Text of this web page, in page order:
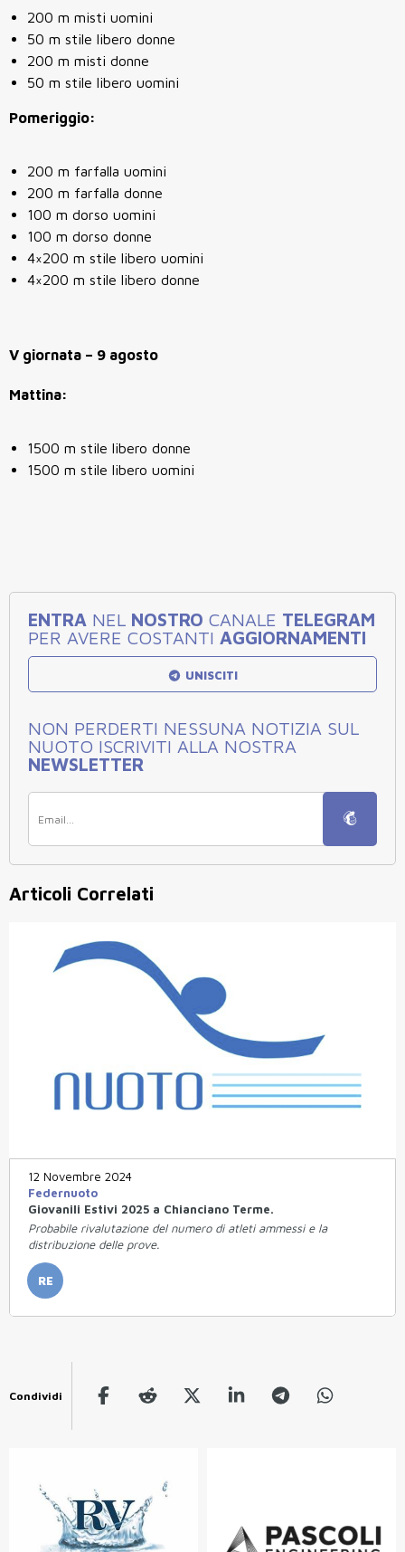
200 m misti uomini
50 m stile libero donne
200 m misti donne
50 m stile libero uomini
Pomeriggio:
200 m farfalla uomini
200 m farfalla donne
100 m dorso uomini
100 m dorso donne
4×200 m stile libero uomini
4×200 m stile libero donne
V giornata – 9 agosto
Mattina:
1500 m stile libero donne
1500 m stile libero uomini
ENTRA NEL NOSTRO CANALE TELEGRAM
PER AVERE COSTANTI AGGIORNAMENTI
UNISCITI
NON PERDERTI NESSUNA NOTIZIA SUL
NUOTO ISCRIVITI ALLA NOSTRA
NEWSLETTER
Articoli Correlati
12 Novembre 2024
Federnuoto
Giovanili Estivi 2025 a Chianciano Terme.
Probabile rivalutazione del numero di atleti ammessi e la
distribuzione delle prove.
RE
Condividi